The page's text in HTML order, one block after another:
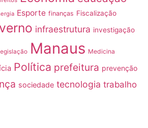
Esporte finanças Fiscalização
infraestrutura investigação
Manaus Medicina
Política prefeitura prevenção
sociedade tecnologia trabalho